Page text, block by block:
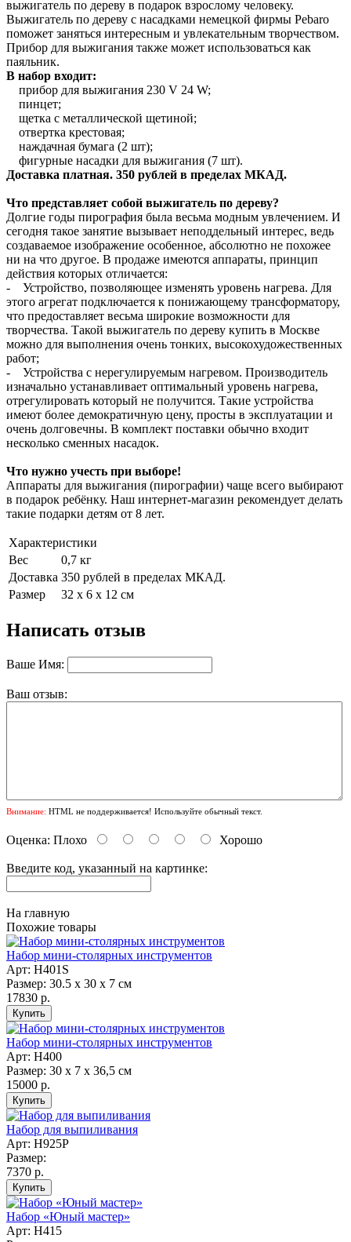
выжигатель по дереву в подарок взрослому человеку.
Выжигатель по дереву с насадками немецкой фирмы Pebaro
поможет заняться интересным и увлекательным творчеством.
Прибор для выжигания также может использоваться как
паяльник.
В набор входит:
прибор для выжигания 230 V 24 W;
пинцет;
щетка с металлической щетиной;
отвертка крестовая;
наждачная бумага (2 шт);
фигурные насадки для выжигания (7 шт).
Доставка платная. 350 рублей в пределах МКАД.
Что представляет собой выжигатель по дереву?
Долгие годы пирография была весьма модным увлечением. И
сегодня такое занятие вызывает неподдельный интерес, ведь
создаваемое изображение особенное, абсолютно не похожее
ни на что другое. В продаже имеются аппараты, принцип
действия которых отличается:
- Устройство, позволяющее изменять уровень нагрева. Для
этого агрегат подключается к понижающему трансформатору,
что предоставляет весьма широкие возможности для
творчества. Такой выжигатель по дереву купить в Москве
можно для выполнения очень тонких, высокохудожественных
работ;
- Устройства с нерегулируемым нагревом. Производитель
изначально устанавливает оптимальный уровень нагрева,
отрегулировать который не получится. Такие устройства
имеют более демократичную цену, просты в эксплуатации и
очень долговечны. В комплект поставки обычно входит
несколько сменных насадок.
Что нужно учесть при выборе!
Аппараты для выжигания (пирографии) чаще всего выбирают
в подарок ребёнку. Наш интернет-магазин рекомендует делать
такие подарки детям от 8 лет.
Характеристики
Вес
0,7 кг
Доставка 350 рублей в пределах МКАД.
Размер
32 х 6 х 12 см
Написать отзыв
Ваше Имя:
Ваш отзыв:
Внимание: HTML не поддерживается! Используйте обычный текст.
Оценка: Плохо Хорошо
Введите код, указанный на картинке:
На главную
Похожие товары
Набор мини-столярных инструментов
Арт: H401S
Размер: 30.5 х 30 х 7 см
17830 р.
Набор мини-столярных инструментов
Арт: H400
Размер: 30 х 7 х 36,5 см
15000 р.
Набор для выпиливания
Арт: H925P
Размер:
7370 р.
Набор «Юный мастер»
Арт: H415